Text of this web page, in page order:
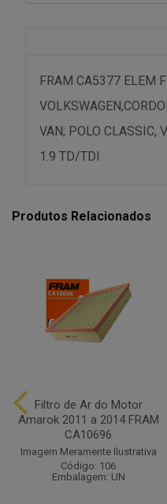
FRAM CA5377 ELEM
VAN; POLO CLASSIC,
1.9 TD/TDI
Produtos Relacionados
Filtro de Ar do Motor
Amarok 2011 a 2014 FRAM
CA10696
Imagem Meramente Ilustrativa
Código: 106
Embalagem: UN